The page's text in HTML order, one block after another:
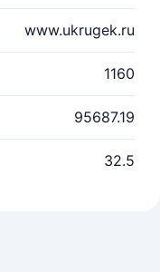
www.ukrugek.ru
1160
95687.19
32.5